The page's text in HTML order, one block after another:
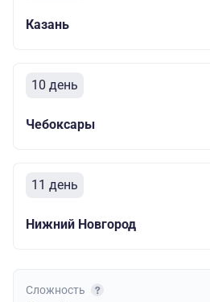
Казань
10 день
Чебоксары
11 день
Нижний Новгород
Сложность